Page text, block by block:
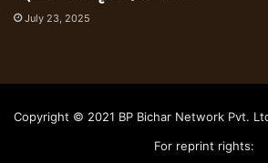
July 23, 2025
Copyright © 2021 BP Bichar Network Pvt.
For reprint rights: